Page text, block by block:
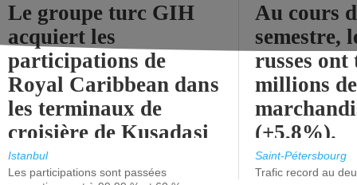
Le groupe turc GIH
acquiert les
participations de
Royal Caribbean dans
les terminaux de
croisière de Kusadasi
et de Lisbonne.
Istanbul
Les participations sont passées
Au cours
semestre,
russes
millions
(+5,8%).
Saint-Pétersbourg
Trafic record au